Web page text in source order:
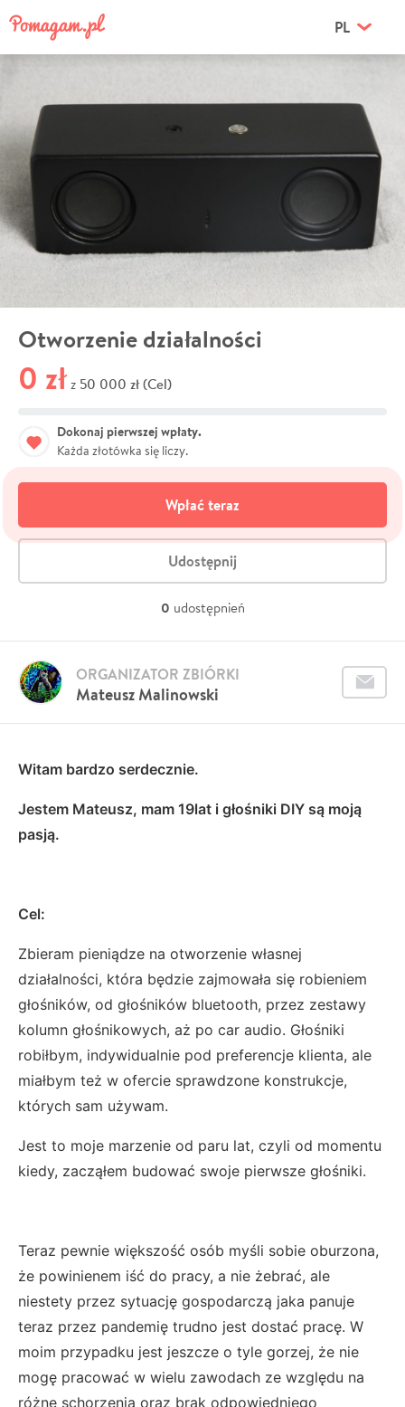
PL
Otworzenie działalności
0 zł z 50 000 zł (Cel)
Dokonaj pierwszej wpłaty.
Każda złotówka się liczy.
Wpłać teraz
Udostępnij
0 udostępnień
Mateusz Malinowski
ORGANIZATOR ZBIÓRKI
Witam bardzo serdecznie.
Jestem Mateusz, mam 19lat i głośniki DIY są moją
pasją.
Cel:
Zbieram pieniądze na otworzenie własnej
działalności, która będzie zajmowała się robieniem
głośników, od głośników bluetooth, przez zestawy
kolumn głośnikowych, aż po car audio. Głośniki
robiłbym, indywidualnie pod preferencje klienta, ale
miałbym też w ofercie sprawdzone konstrukcje,
których sam używam.
Jest to moje marzenie od paru lat, czyli od momentu
kiedy, zacząłem budować swoje pierwsze głośniki.
Teraz pewnie większość osób myśli sobie oburzona,
że powinienem iść do pracy, a nie żebrać, ale
niestety przez sytuację gospodarczą jaka panuje
teraz przez pandemię trudno jest dostać pracę. W
moim przypadku jest jeszcze o tyle gorzej, że nie
mogę pracować w wielu zawodach ze względu na
różne schorzenia oraz brak odpowiedniego